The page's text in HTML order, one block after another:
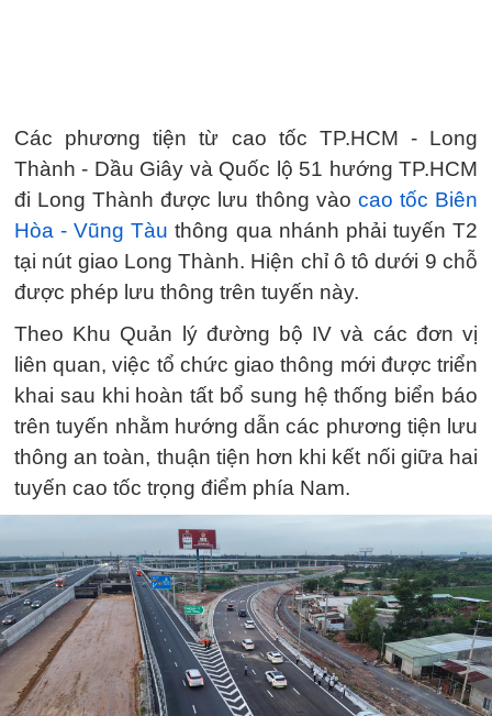
Các phương tiện từ cao tốc TP.HCM - Long
Thành - Dầu Giây và Quốc lộ 51 hướng TP.HCM
đi Long Thành được lưu thông vào cao tốc Biên
Hòa - Vũng Tàu thông qua nhánh phải tuyến T2
tại nút giao Long Thành. Hiện chỉ ô tô dưới 9 chỗ
được phép lưu thông trên tuyến này.
Theo Khu Quản lý đường bộ IV và các đơn vị
liên quan, việc tổ chức giao thông mới được triển
khai sau khi hoàn tất bổ sung hệ thống biển báo
trên tuyến nhằm hướng dẫn các phương tiện lưu
thông an toàn, thuận tiện hơn khi kết nối giữa hai
tuyến cao tốc trọng điểm phía Nam.